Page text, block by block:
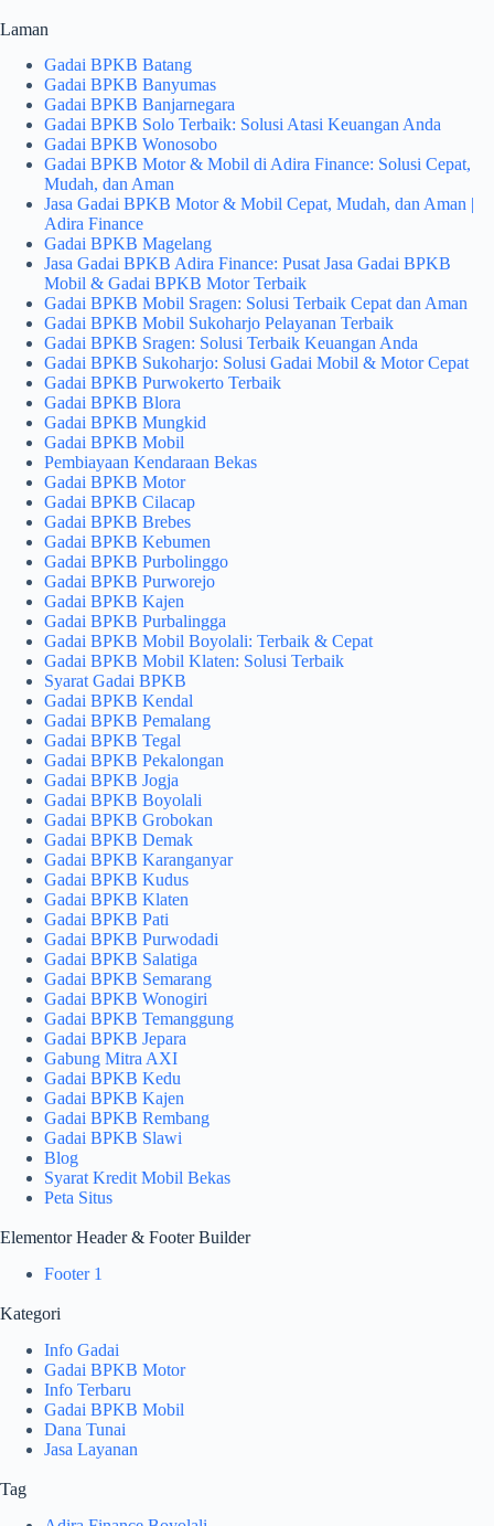
Laman
Gadai BPKB Batang
Gadai BPKB Banyumas
Gadai BPKB Banjarnegara
Gadai BPKB Solo Terbaik: Solusi Atasi Keuangan Anda
Gadai BPKB Wonosobo
Gadai BPKB Motor & Mobil di Adira Finance: Solusi Cepat,
Mudah, dan Aman
Jasa Gadai BPKB Motor & Mobil Cepat, Mudah, dan Aman |
Adira Finance
Gadai BPKB Magelang
Jasa Gadai BPKB Adira Finance: Pusat Jasa Gadai BPKB
Mobil & Gadai BPKB Motor Terbaik
Gadai BPKB Mobil Sragen: Solusi Terbaik Cepat dan Aman
Gadai BPKB Mobil Sukoharjo Pelayanan Terbaik
Gadai BPKB Sragen: Solusi Terbaik Keuangan Anda
Gadai BPKB Sukoharjo: Solusi Gadai Mobil & Motor Cepat
Gadai BPKB Purwokerto Terbaik
Gadai BPKB Blora
Gadai BPKB Mungkid
Gadai BPKB Mobil
Pembiayaan Kendaraan Bekas
Gadai BPKB Motor
Gadai BPKB Cilacap
Gadai BPKB Brebes
Gadai BPKB Kebumen
Gadai BPKB Purbolinggo
Gadai BPKB Purworejo
Gadai BPKB Kajen
Gadai BPKB Purbalingga
Gadai BPKB Mobil Boyolali: Terbaik & Cepat
Gadai BPKB Mobil Klaten: Solusi Terbaik
Syarat Gadai BPKB
Gadai BPKB Kendal
Gadai BPKB Pemalang
Gadai BPKB Tegal
Gadai BPKB Pekalongan
Gadai BPKB Jogja
Gadai BPKB Boyolali
Gadai BPKB Grobokan
Gadai BPKB Demak
Gadai BPKB Karanganyar
Gadai BPKB Kudus
Gadai BPKB Klaten
Gadai BPKB Pati
Gadai BPKB Purwodadi
Gadai BPKB Salatiga
Gadai BPKB Semarang
Gadai BPKB Wonogiri
Gadai BPKB Temanggung
Gadai BPKB Jepara
Gabung Mitra AXI
Gadai BPKB Kedu
Gadai BPKB Kajen
Gadai BPKB Rembang
Gadai BPKB Slawi
Blog
Syarat Kredit Mobil Bekas
Peta Situs
Elementor Header & Footer Builder
Footer 1
Kategori
Info Gadai
Gadai BPKB Motor
Info Terbaru
Gadai BPKB Mobil
Dana Tunai
Jasa Layanan
Tag